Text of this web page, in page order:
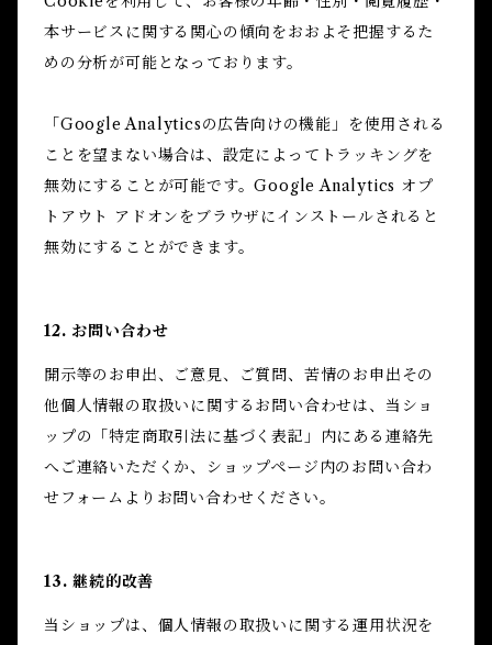
本サービスに関する関心の傾向をおおよそ把握するた
めの分析が可能となっております。
「Google Analyticsの広告向けの機能」を使用される
ことを望まない場合は、設定によってトラッキングを
無効にすることが可能です。Google Analytics オプ
トアウト アドオンをブラウザにインストールされると
無効にすることができます。
12. お問い合わせ
開示等のお申出、ご意見、ご質問、苦情のお申出その
他個人情報の取扱いに関するお問い合わせは、当ショ
ップの「特定商取引法に基づく表記」内にある連絡先
へご連絡いただくか、ショップページ内のお問い合わ
せフォームよりお問い合わせください。
13. 継続的改善
当ショップは、個人情報の取扱いに関する運用状況を